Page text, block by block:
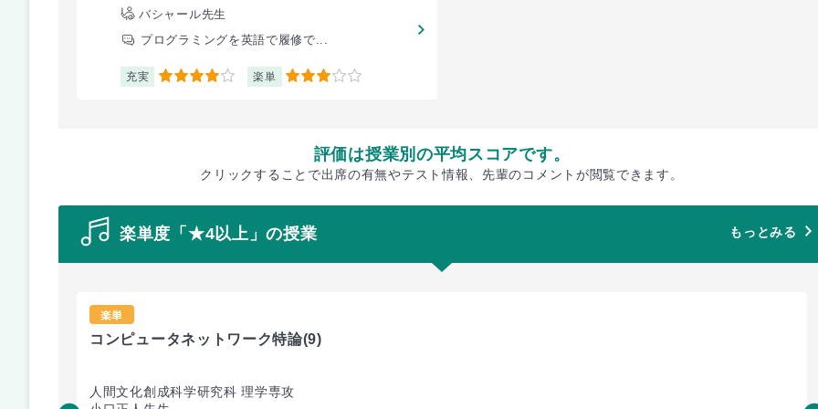
バシャール先生
プログラミングを英語で履修で...
充実 4 楽単 3
評価は授業別の平均スコアです。
クリックすることで出席の有無やテスト情報、先輩のコメントが閲覧できます。
楽単度「★4以上」の授業 もっとみる
楽単
コンピュータネットワーク特論(9)
人間文化創成科学研究科 理学専攻